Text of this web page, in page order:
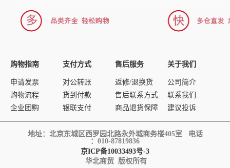
购物指南
申请发票
购物流程
企业团购
支付方式
对公转账
货到付款
银联支付
售后服务
返修/退换货
售后联系方式
商品退货保障
关于我们
公司简介
联系我们
建议投诉
地址：北京东城区西罗园北路永外城商务楼405室 电话
：010-87819836
京ICP备10033493号-3
华北商贸 版权所有